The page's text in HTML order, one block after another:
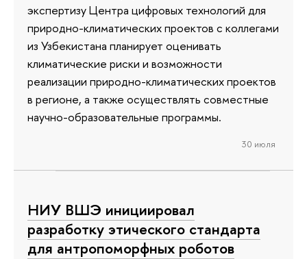
экспертизу Центра цифровых технологий для
природно-климатических проектов с коллегами
из Узбекистана планирует оценивать
климатические риски и возможности
реализации природно-климатических проектов
в регионе, а также осуществлять совместные
научно-образовательные программы.
30 июля
НИУ ВШЭ инициировал
разработку этического стандарта
для антропоморфных роботов